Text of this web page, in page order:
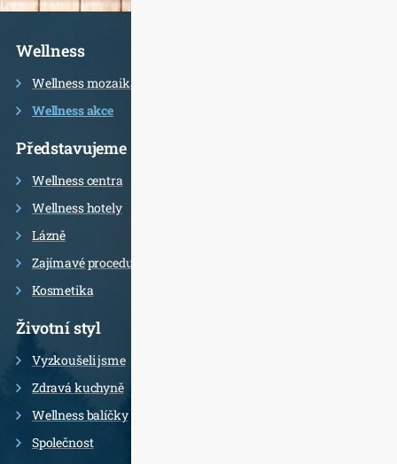
Informace
Wellness
Wellness mozaika
Wellness akce
Představujeme
Wellness centra
Wellness hotely
Lázně
Zajímavé procedury
Kosmetika
Životní styl
Vyzkoušeli jsme
Zdravá kuchyně
Wellness balíčky
Společnost